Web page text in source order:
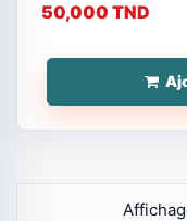
50,000 TND